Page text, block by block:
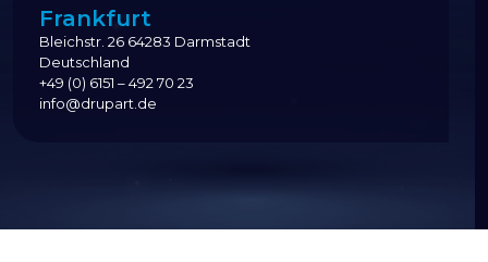
Frankfurt
Bleichstr. 26 64283 Darmstadt
Deutschland
+49 (0) 6151 – 492 70 23
info@drupart.de